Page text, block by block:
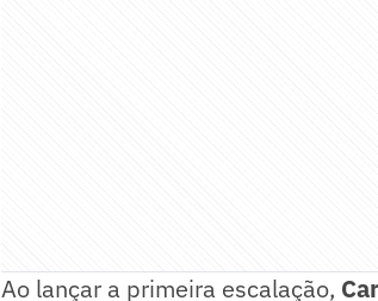
Ao lançar a primeira escalação,